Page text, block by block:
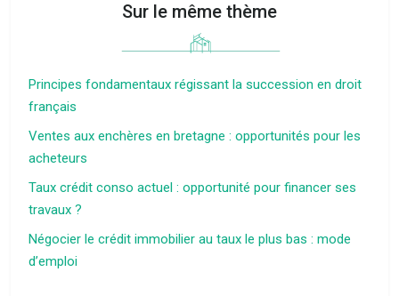
Sur le même thème
Principes fondamentaux régissant la succession en droit
français
Ventes aux enchères en bretagne : opportunités pour les
acheteurs
Taux crédit conso actuel : opportunité pour financer ses
travaux ?
Négocier le crédit immobilier au taux le plus bas : mode
d’emploi